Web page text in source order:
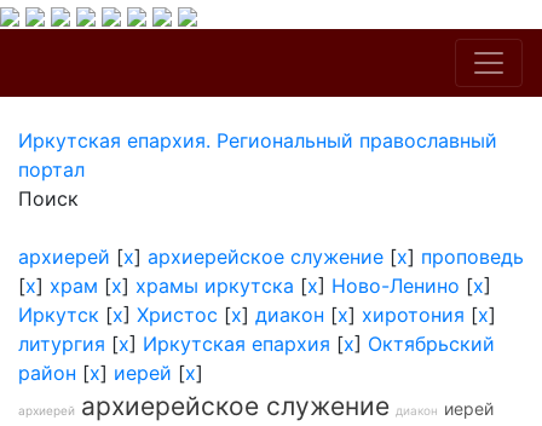
Иркутская епархия. Региональный православный
портал
Поиск
архиерей [x] архиерейское служение [x] проповедь
[x] храм [x] храмы иркутска [x] Ново-Ленино [x]
Иркутск [x] Христос [x] диакон [x] хиротония [x]
литургия [x] Иркутская епархия [x] Октябрьский
район [x] иерей [x]
архиерей архиерейское служение диакон иерей